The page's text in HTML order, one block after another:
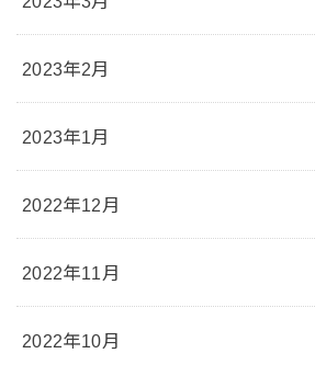
2023年2月
2023年1月
2022年12月
2022年11月
2022年10月